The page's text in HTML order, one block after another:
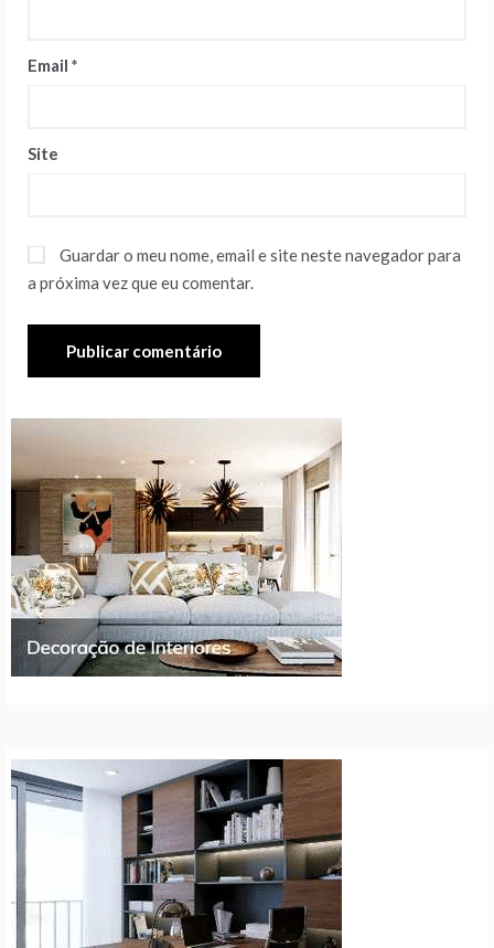
Email *
Site
Guardar o meu nome, email e site neste navegador para
a próxima vez que eu comentar.